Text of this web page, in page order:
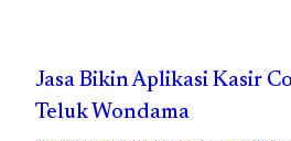
Jasa Bikin Aplikasi Kasir
Teluk Wondama